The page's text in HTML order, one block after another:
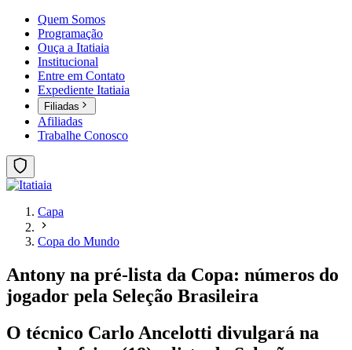
Quem Somos
Programação
Ouça a Itatiaia
Institucional
Entre em Contato
Expediente Itatiaia
Filiadas
Afiliadas
Trabalhe Conosco
Capa
Copa do Mundo
Antony na pré-lista da Copa: números do
jogador pela Seleção Brasileira
O técnico Carlo Ancelotti divulgará na